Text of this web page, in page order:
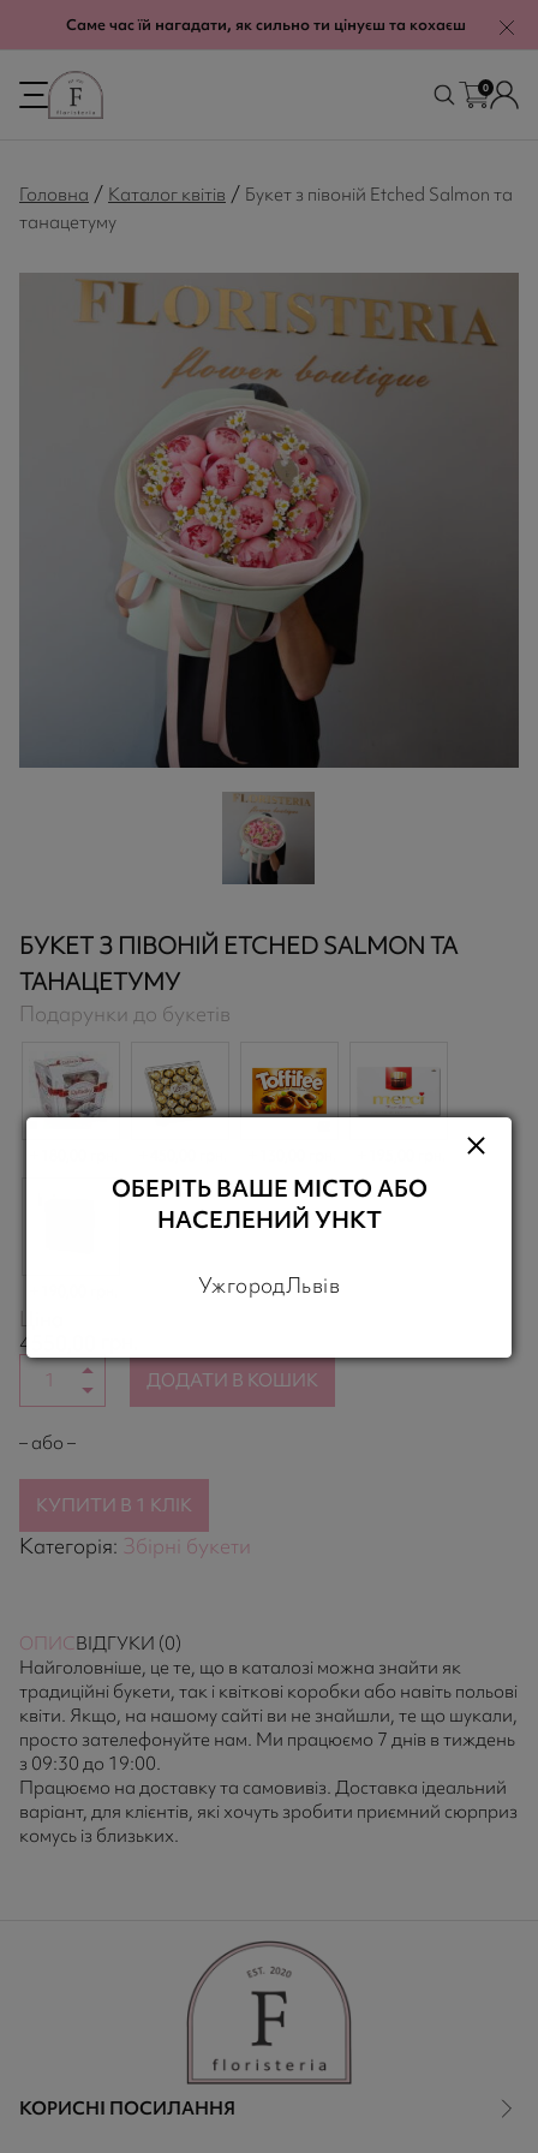
Саме час їй нагадати, як сильно ти цінуєш та кохаєш
0
Головна / Каталог квітів / Букет з півоній Etched Salmon та
танацетуму
БУКЕТ З ПІВОНІЙ ETCHED SALMON ТА
ТАНАЦЕТУМУ
Подарунки до букетів
4550,00
ДОДАТИ В КОШИК
– або –
КУПИТИ В 1 КЛІК
Категорія: Збірні букети
ОПИСВІДГУКИ (0)
Найголовніше, це те, що в каталозі можна знайти як
традиційні букети, так і квіткові коробки або навіть польові
квіти. Якщо, на нашому сайті ви не знайшли, те що шукали,
просто зателефонуйте нам. Ми працюємо 7 днів в тиждень
з 09:30 до 19:00.
Працюємо на доставку та самовивіз. Доставка ідеальний
варіант, для клієнтів, які хочуть зробити приємний сюрприз
комусь із близьких.
КОРИСНІ ПОСИЛАННЯ
ОБЕРІТЬ ВАШЕ МІСТО АБО
НАСЕЛЕНИЙ УНКТ
УжгородЛьвів